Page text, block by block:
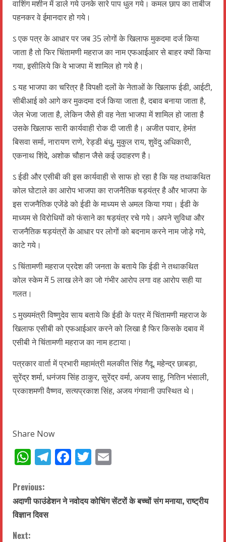
वाशिंग मशीन में डाले गये उनके सारे पाप धुल गये। कमल छाप का ताबीज
पहनकर वे ईमानदार हो गये।
ऽ एक पत्र के आधार पर जब 35 लोगों के खिलाफ मुकदमा दर्ज किया
जाता है तो फिर चिंतामणी महराज का नाम एफआईआर से बाहर क्यों किया
गया, इसीलिये कि वे भाजपा में शामिल हो गये है।
ऽ यह भाजपा का चरित्र है विपक्षी दलों के नेताओं के खिलाफ ईडी, आईटी,
सीबीआई को आगे कर मुकदमा दर्ज किया जाता है, दबाव बनाया जाता है,
जेल भेजा जाता है, लेकिन जैसे ही वह नेता भाजपा में शामिल हो जाता है
उसके खिलाफ सारी कार्यवाही रोक दी जाती है। अजीत पवार, हेमंत
बिसवा सर्मा, नारायण राणे, रेड्डी बंधु, मुकुल राय, शुवेंदु अधिकारी,
एकनाथ शिंदे, अशोक चौहान जैसे कई उदाहरण है।
ऽ ईडी और एसीबी की इस कार्यवाही से साफ हो रहा है कि यह तथाकथित
कोल घोटाले का आरोप भाजपा का राजनैतिक षड़यंत्र है और भाजपा के
इस राजनैतिक एजेंडे को ईडी के माध्यम से अमल किया गया। ईडी के
माध्यम से विरोधियों को फंसाने का षड़यंत्र रचे गये। अपने सुविधा और
राजनैतिक षड़यंत्रों के आधार पर लोगों को बदनाम करने नाम जोड़े गये,
काटे गये।
ऽ चिंतामणी महराज प्रदेश की जनता के बताये कि ईडी ने तथाकथित
कोल स्केम में 5 लाख लेने का जो गंभीर आरोप लगा वह आरोप सही या
गलत।
ऽ मुख्यमंत्री विष्णुदेव साय बताये कि ईडी के पत्र में चिंतामणी महराज के
खिलाफ एसीबी को एफआईआर करने को लिखा है फिर किसके दबाव में
एसीबी ने चिंतामणी महराज का नाम हटाया।
पत्रकार वार्ता में प्रभारी महामंत्री मलकीत सिंह गैदू, महेन्द्र छाबड़ा,
सुरेंद्र शर्मा, धनंजय सिंह ठाकुर, सुरेंद्र वर्मा, अजय साहू, नितिन भंसाली,
प्रकाशमणी वैष्णव, सत्यप्रकाश सिंह, अजय गंगवानी उपस्थित थे।
Share Now
WhatsApp
Telegram
Facebook
Twitter
C
o
n
Previous:
अदाणी फाउंडेशन ने नवोदय कोचिंग सेंटरों के बच्चों संग मनाया, राष्ट्रीय
विज्ञान दिवस
Next: